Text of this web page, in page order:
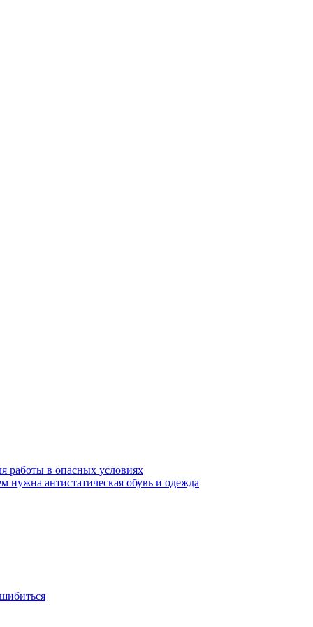
работы в опасных условиях
нужна антистатическая обувь и одежда